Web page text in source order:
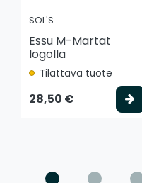
SOL'S
Essu M-Martat
logolla
Tilattava tuote
28,50 €